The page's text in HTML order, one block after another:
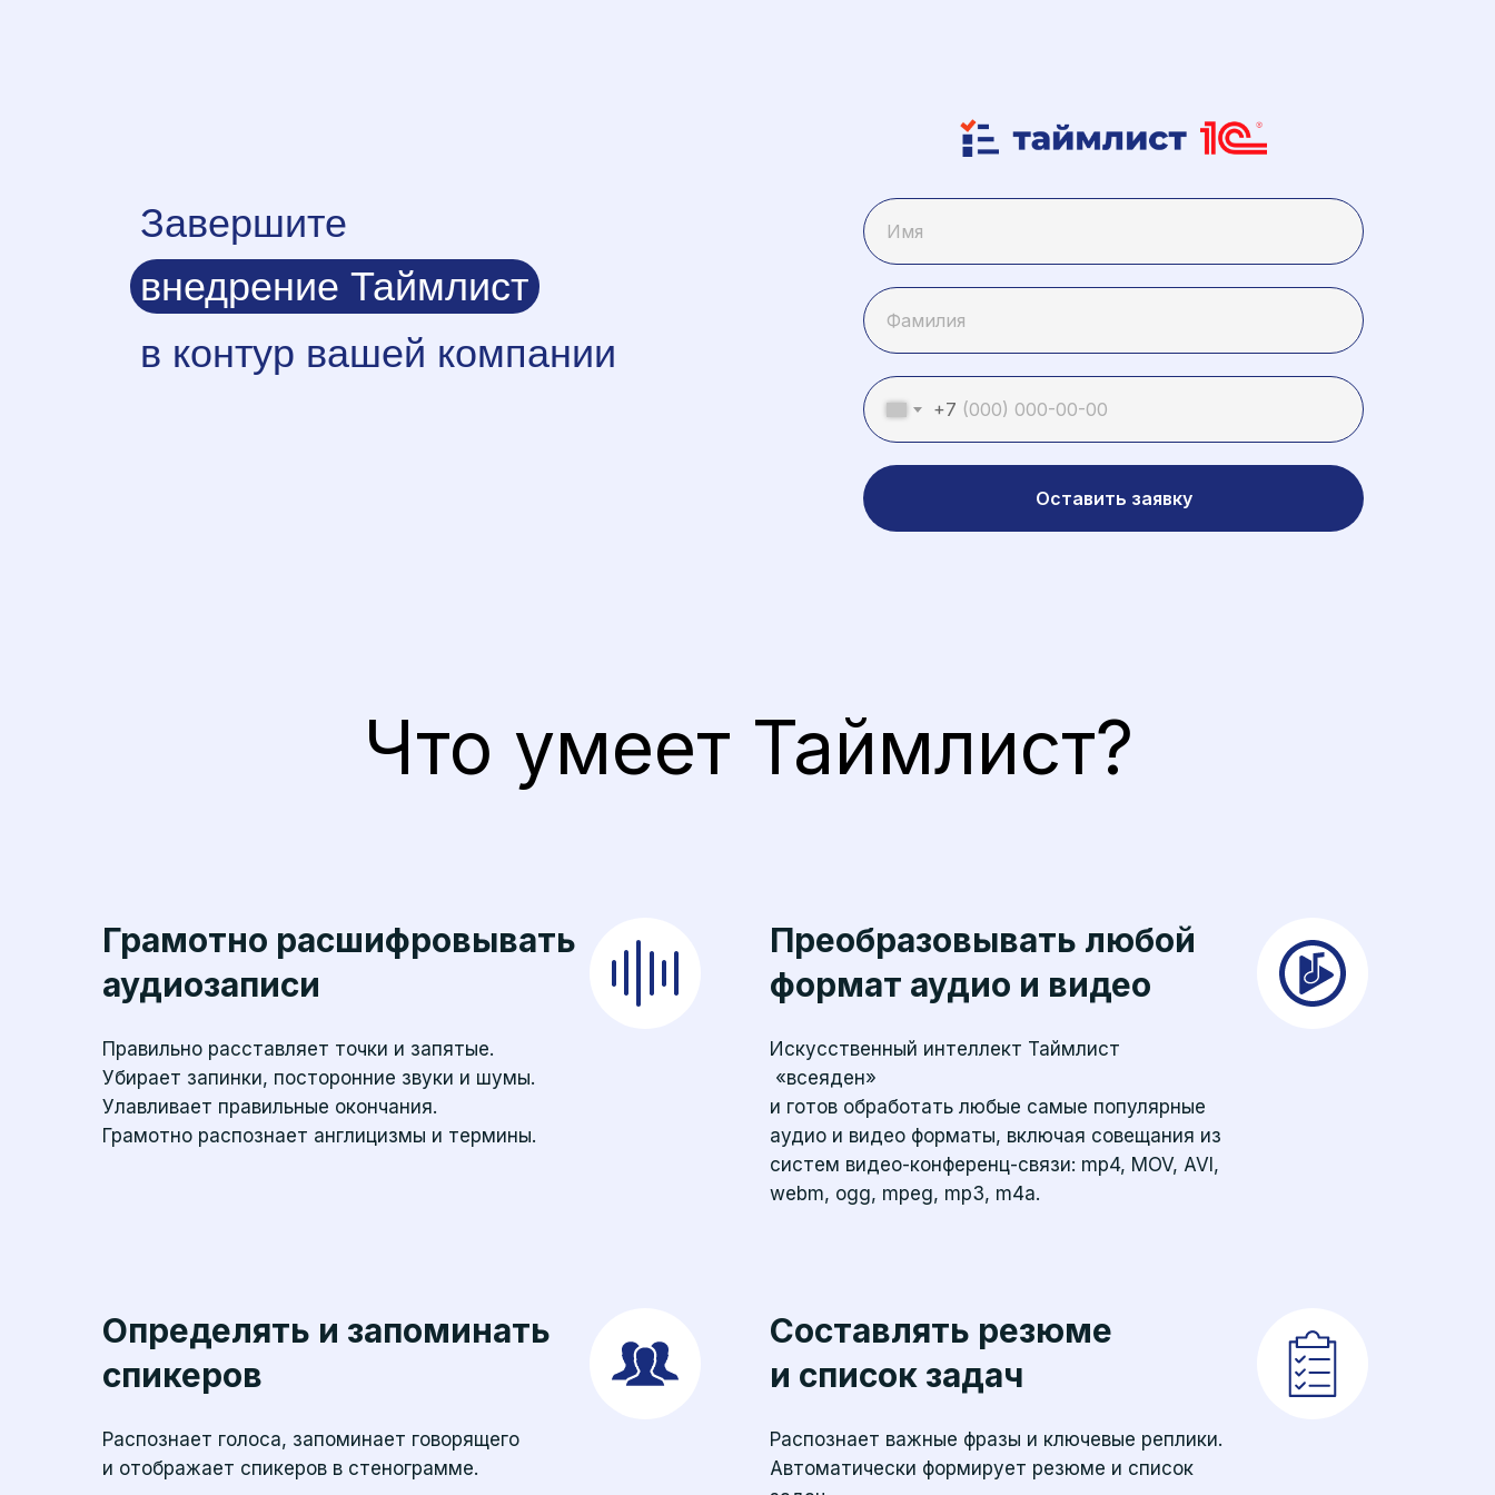
внедрение Таймлист
+7
Оставить заявку
в контур вашей компании
Завершите
Что умеет Таймлист?
Грамотно расшифровывать
аудиозаписи
Правильно расставляет точки и запятые.
Убирает запинки, посторонние звуки и шумы.
Улавливает правильные окончания.
Грамотно распознает англицизмы и термины.
Преобразовывать любой
формат аудио и видео
Искусственный интеллект Таймлист
«всеяден»
и готов обработать любые самые популярные
аудио и видео форматы, включая совещания из
систем видео-конференц-связи: mp4, MOV, AVI,
webm, ogg, mpeg, mp3, m4a.
Определять и запоминать
спикеров
Распознает голоса, запоминает говорящего
и отображает спикеров в стенограмме.
Составлять резюме
и список задач
Распознает важные фразы и ключевые реплики.
Автоматически формирует резюме и список